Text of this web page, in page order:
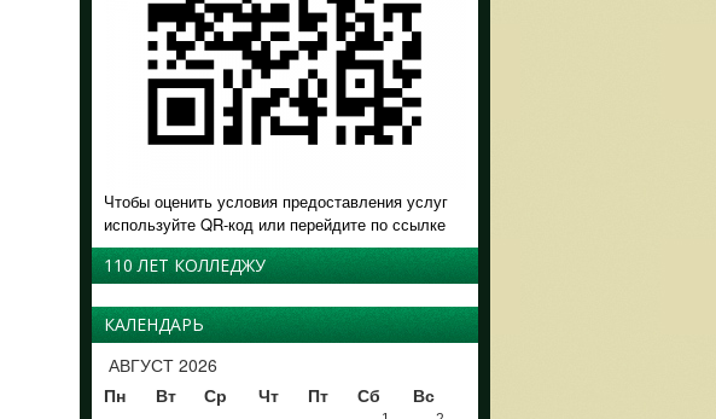
Чтобы оценить условия предоставления услуг
используйте QR-код или перейдите по ссылке
110 ЛЕТ КОЛЛЕДЖУ
КАЛЕНДАРЬ
АВГУСТ 2026
Пн
Вт Ср Чт Пт Сб Вс